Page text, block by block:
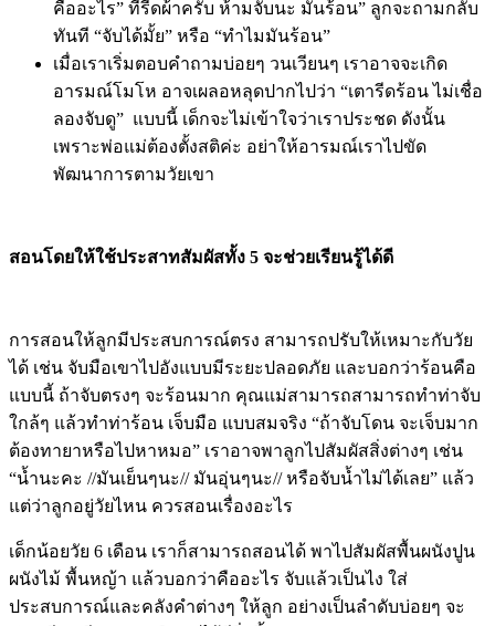
สามารถเข้าใจได้ในครั้งเดียวหรือรู้ทุกอย่างได้ด้วยการพูดเพียง
ครั้งเดียวจบ เพราะงั้นคงมีบ้างที่จะถูกถามซ้ำๆ จนทำให้คุณ
พ่อคุณแม่เหนื่อยไปข้าง แต่มันก็เป็นสัญญาณที่ดี ที่ลูกรู้จักถาม
“ฝนมาจากไหน” , “น้องร้องไห้เพราะอะไร” , “ทำไมต้อง
กินข้าว” คำถามต่างๆ ที่ลูกถาม คุณพ่อคุณแม่ต้องตั้งใจ
คืออะไร” ที่รีดผ้าครับ ห้ามจับนะ มันร้อน” ลูกจะถามกลับ
อารมณ์โมโห อาจเผลอหลุดปากไปว่า “เตารีดร้อน ไม่เชื่อ
ลองจับดู” แบบนี้ เด็กจะไม่เข้าใจว่าเราประชด ดังนั้น
เพราะพ่อแม่ต้องตั้งสติค่ะ อย่าให้อารมณ์เราไปขัด
พัฒนาการตามวัยเขา
สอนโดยให้ใช้ประสาทสัมผัสทั้ง 5 จะช่วยเรียนรู้ได้ดี
การสอนให้ลูกมีประสบการณ์ตรง สามารถปรับให้เหมาะกับวัย
ได้ เช่น จับมือเขาไปอังแบบมีระยะปลอดภัย และบอกว่าร้อนคือ